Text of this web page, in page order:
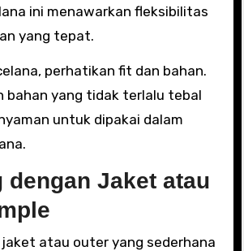
ini menawarkan fleksibilitas
yang tepat.
perhatikan fit dan bahan.
bahan yang tidak terlalu tebal
untuk dipakai dalam
dengan Jaket atau
jaket atau outer yang sederhana